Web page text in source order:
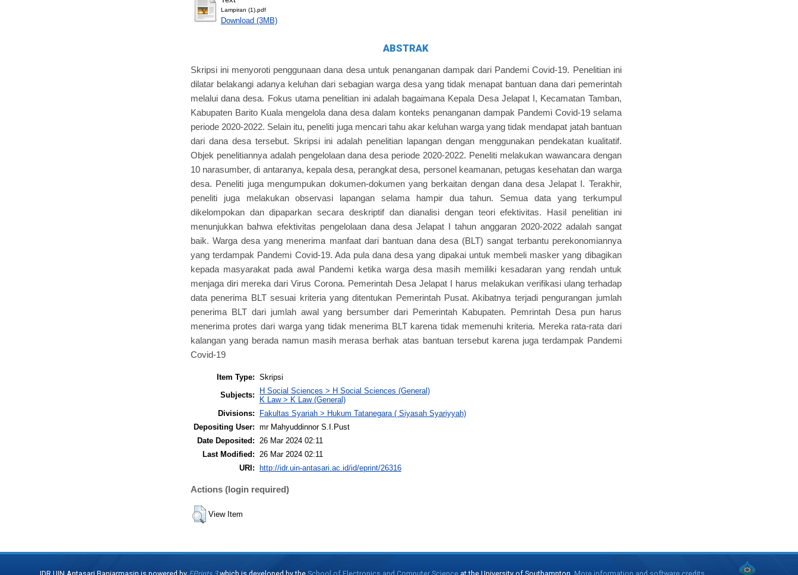
Lampiran (1).pdf
Download (3MB)
ABSTRAK
Skripsi ini menyoroti penggunaan dana desa untuk penanganan dampak dari Pandemi Covid-19. Penelitian ini
dilatar belakangi adanya keluhan dari sebagian warga desa yang tidak menapat bantuan dana dari pemerintah
melalui dana desa. Fokus utama penelitian ini adalah bagaimana Kepala Desa Jelapat I, Kecamatan Tamban,
Kabupaten Barito Kuala mengelola dana desa dalam konteks penanganan dampak Pandemi Covid-19 selama
periode 2020-2022. Selain itu, peneliti juga mencari tahu akar keluhan warga yang tidak mendapat jatah bantuan
dari dana desa tersebut. Skripsi ini adalah penelitian lapangan dengan menggunakan pendekatan kualitatif.
Objek penelitiannya adalah pengelolaan dana desa periode 2020-2022. Peneliti melakukan wawancara dengan
10 narasumber, di antaranya, kepala desa, perangkat desa, personel keamanan, petugas kesehatan dan warga
desa. Peneliti juga mengumpukan dokumen-dokumen yang berkaitan dengan dana desa Jelapat I. Terakhir,
peneliti juga melakukan observasi lapangan selama hampir dua tahun. Semua data yang terkumpul
dikelompokan dan dipaparkan secara deskriptif dan dianalisi dengan teori efektivitas. Hasil penelitian ini
menunjukkan bahwa efektivitas pengelolaan dana desa Jelapat I tahun anggaran 2020-2022 adalah sangat
baik. Warga desa yang menerima manfaat dari bantuan dana desa (BLT) sangat terbantu perekonomiannya
yang terdampak Pandemi Covid-19. Ada pula dana desa yang dipakai untuk membeli masker yang dibagikan
kepada masyarakat pada awal Pandemi ketika warga desa masih memiliki kesadaran yang rendah untuk
menjaga diri mereka dari Virus Corona. Pemerintah Desa Jelapat I harus melakukan verifikasi ulang terhadap
data penerima BLT sesuai kriteria yang ditentukan Pemerintah Pusat. Akibatnya terjadi pengurangan jumlah
penerima BLT dari jumlah awal yang bersumber dari Pemerintah Kabupaten. Pemrintah Desa pun harus
menerima protes dari warga yang tidak menerima BLT karena tidak memenuhi kriteria. Mereka rata-rata dari
kalangan yang berada namun masih merasa berhak atas bantuan tersebut karena juga terdampak Pandemi
Covid-19
Item Type: Skripsi
Subjects:
H Social Sciences > H Social Sciences (General)
K Law > K Law (General)
Divisions:
Fakultas Syariah > Hukum Tatanegara ( Siyasah Syariyyah)
Depositing User: mr Mahyuddinnor S.I.Pust
Date Deposited:
26 Mar 2024 02:11
Last Modified:
26 Mar 2024 02:11
URI: http://idr.uin-antasari.ac.id/id/eprint/26316
Actions (login required)
View Item